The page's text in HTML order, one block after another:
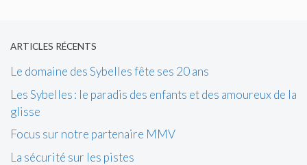
ARTICLES RÉCENTS
Le domaine des Sybelles fête ses 20 ans
Les Sybelles : le paradis des enfants et des amoureux de la
glisse
Focus sur notre partenaire MMV
La sécurité sur les pistes